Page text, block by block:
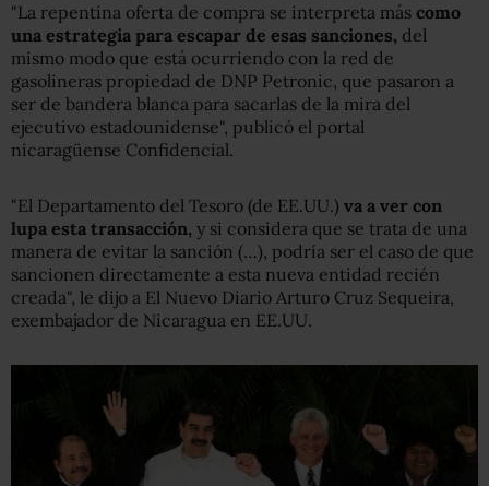
"La repentina oferta de compra se interpreta más como
una estrategia para escapar de esas sanciones, del
mismo modo que está ocurriendo con la red de
gasolineras propiedad de DNP Petronic, que pasaron a
ser de bandera blanca para sacarlas de la mira del
ejecutivo estadounidense", publicó el portal
nicaragüense Confidencial.
"El Departamento del Tesoro (de EE.UU.) va a ver con
lupa esta transacción, y si considera que se trata de una
manera de evitar la sanción (…), podría ser el caso de que
sancionen directamente a esta nueva entidad recién
creada", le dijo a El Nuevo Diario Arturo Cruz Sequeira,
exembajador de Nicaragua en EE.UU.